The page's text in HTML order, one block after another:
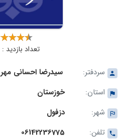
تعداد بازدید : 4831
سردفتر:
سیدرضا احسانی مهر
استان:
خوزستان
شهر:
دزفول
تلفن:
06142236775